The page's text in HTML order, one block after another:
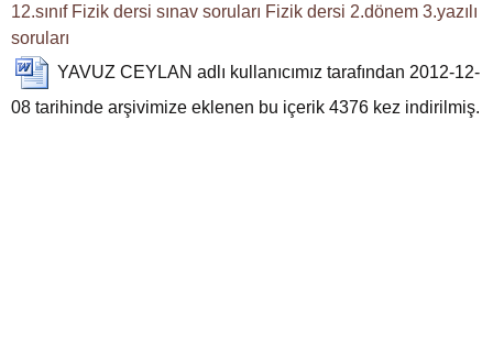
12.sınıf Fizik dersi sınav soruları Fizik dersi 2.dönem 3.yazılı
soruları
YAVUZ CEYLAN adlı kullanıcımız tarafından 2012-12-
08 tarihinde arşivimize eklenen bu içerik 4376 kez indirilmiş.